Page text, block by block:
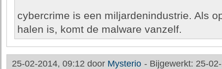
cybercrime is een miljardenindustrie. Als
halen is, komt de malware vanzelf.
25-02-2014, 09:12 door Mysterio - Bijgewerkt: 25-